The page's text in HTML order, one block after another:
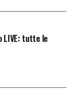
LIVE: tutte le